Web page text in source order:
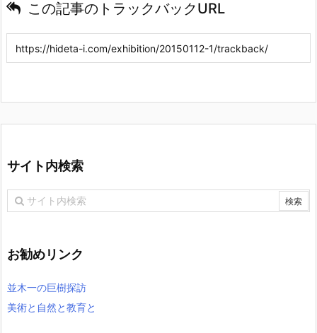
この記事のトラックバックURL
サイト内検索
お勧めリンク
並木一の巨樹探訪
美術と自然と教育と